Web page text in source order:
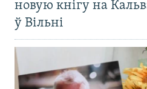
новую кнігу на
ў Вільні